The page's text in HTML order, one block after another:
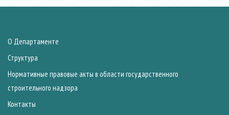
О Департаменте
Структура
Нормативные правовые акты в области государственного
строительного надзора
Контакты